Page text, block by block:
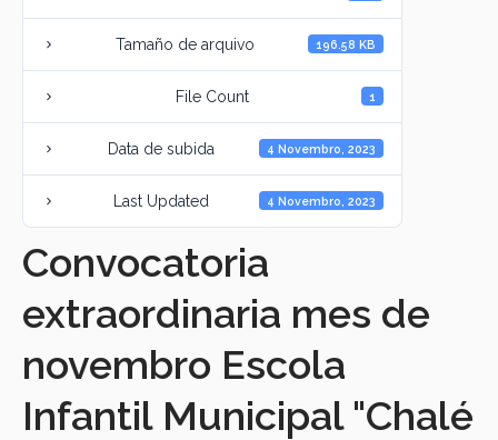
Tamaño de arquivo 196.58 KB
File Count 1
Data de subida 4 Novembro, 2023
Last Updated 4 Novembro, 2023
Convocatoria
extraordinaria mes de
novembro Escola
Infantil Municipal "Chalé